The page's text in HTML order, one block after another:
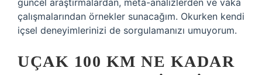
güncel araştırmalardan, meta-analizlerden ve vaka
çalışmalarından örnekler sunacağım. Okurken kendi
içsel deneyimlerinizi de sorgulamanızı umuyorum.
UÇAK 100 KM NE KADAR